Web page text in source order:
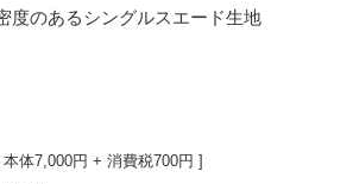
度のあるシングルスエード生地
本体7,000円 + 消費税700円 ]